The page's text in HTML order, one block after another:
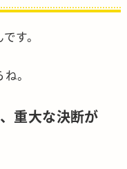
す。
。
重大な決断が